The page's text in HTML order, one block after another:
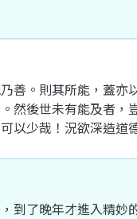
乃善 。 則其所能 ， 蓋亦
。 然後世未有能及者 ，
以少哉 ！ 況欲深造道
， 到了晚年才進入精妙